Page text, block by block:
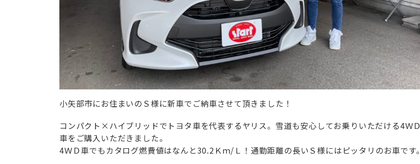
小矢部市にお住まいのＳ様に新車でご納車させて頂きました！
コンパクト×ハイブリッドでトヨタ車を代表するヤリス。雪道も安心してお乗りいただける4ＷＤ
車をご購入いただきました。
4ＷＤ車でもカタログ燃費値はなんと30.2Ｋｍ/Ｌ！通勤距離の長いＳ様にはピッタリのお車です。